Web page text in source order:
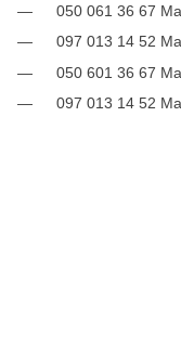
050 061 36 67
097 013 14 52
050 601 36 67
097 013 14 52